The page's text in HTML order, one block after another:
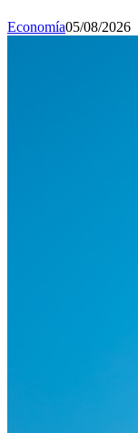
Economía05/08/2026